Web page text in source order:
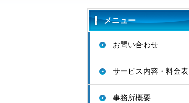
メニュー
お問い合わせ
サービス内容・料金表
事務所概要